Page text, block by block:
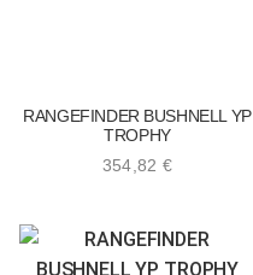
354,82 €
RANGEFINDER BUSHNELL YP
TROPHY